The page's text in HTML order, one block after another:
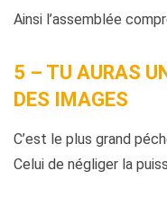
Ainsi l’assemblée
5 – TU AURAS
DES IMAGES
C’est le plus grand
Celui de négliger la